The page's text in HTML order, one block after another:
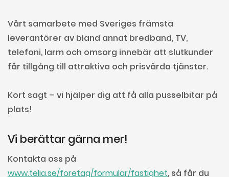
Vårt samarbete med Sveriges främsta
leverantörer av bland annat bredband, TV,
telefoni, larm och omsorg innebär att slutkunder
får tillgång till attraktiva och prisvärda tjänster.
Kort sagt – vi hjälper dig att få alla pusselbitar på
plats!
Vi berättar gärna mer!
Kontakta oss på
www.telia.se/foretag/formular/fastighet, så får du